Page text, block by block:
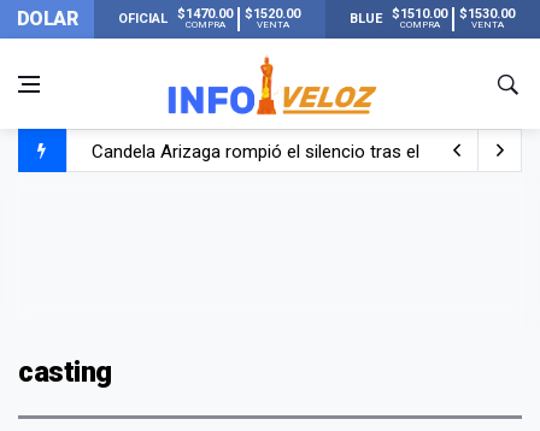
DOLAR OFICIAL $1470.00
COMPRA
$1520.00
VENTA BLUE $1510.00
COMPRA
$1530.00
VENTA
Candela Arizaga rompió el silencio tras el incidente con
casting